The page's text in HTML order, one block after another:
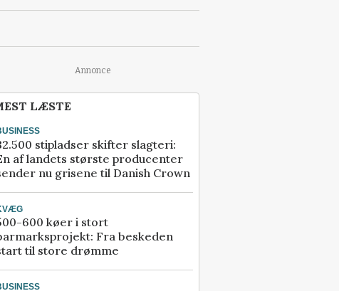
Annonce
LÆSTE
stipladser skifter slagteri:
af landets største producenter
nu grisene til Danish Crown
600 køer i stort
Fra beskeden
til store drømme